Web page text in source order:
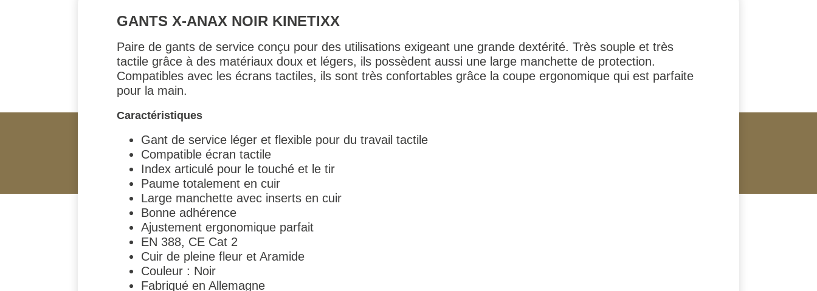
GANTS X-ANAX NOIR KINETIXX
Paire de gants de service conçu pour des utilisations exigeant une grande dextérité. Très souple et très
tactile grâce à des matériaux doux et légers, ils possèdent aussi une large manchette de protection.
Compatibles avec les écrans tactiles, ils sont très confortables grâce la coupe ergonomique qui est parfaite
pour la main.
Caractéristiques
Gant de service léger et flexible pour du travail tactile
Compatible écran tactile
Index articulé pour le touché et le tir
Paume totalement en cuir
Large manchette avec inserts en cuir
Bonne adhérence
Ajustement ergonomique parfait
EN 388, CE Cat 2
Cuir de pleine fleur et Aramide
Couleur : Noir
Fabriqué en Allemagne